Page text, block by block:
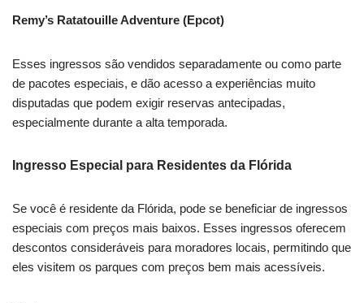
Remy’s Ratatouille Adventure (Epcot)
Esses ingressos são vendidos separadamente ou como parte
de pacotes especiais, e dão acesso a experiências muito
disputadas que podem exigir reservas antecipadas,
especialmente durante a alta temporada.
Ingresso Especial para Residentes da Flórida
Se você é residente da Flórida, pode se beneficiar de ingressos
especiais com preços mais baixos. Esses ingressos oferecem
descontos consideráveis para moradores locais, permitindo que
eles visitem os parques com preços bem mais acessíveis.